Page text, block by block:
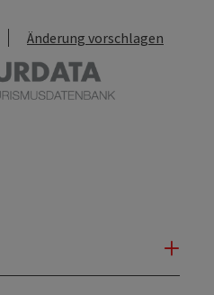
Änderung vorschlagen